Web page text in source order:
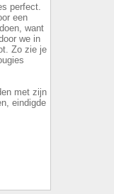
perfect.
een
want
we in
Zo zie je
met zijn
eindigde